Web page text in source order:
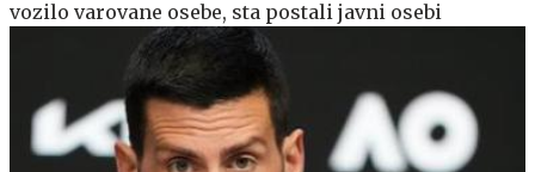
vozilo varovane osebe, sta postali javni osebi